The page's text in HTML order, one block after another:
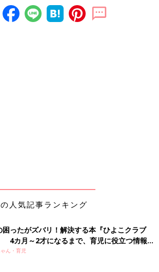
らなさにびっくりしています。少しずつ体重
感じる人も。
化について、助産師の岸本志織さんに聞きま
人気記事ランキング
困ったがズバリ！解決する本『ひよこクラブ
4カ月～2才になるまで、育児に役立つ情報が
い！
ん・育児